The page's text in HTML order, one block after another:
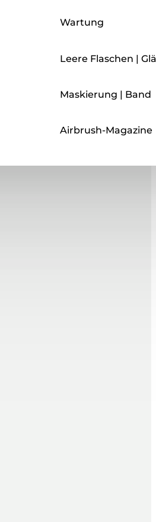
Wartung
Leere Flaschen |
Maskierung | Band
Airbrush-Magazine